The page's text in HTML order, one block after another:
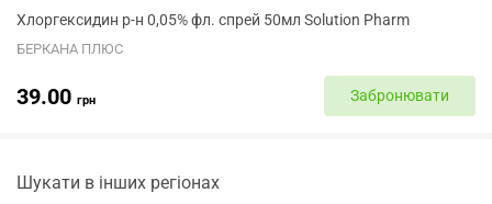
Хлоргексидин р-н 0,05% фл. спрей 50мл Solution Pharm
БЕРКАНА ПЛЮС
39.00 грн Забронювати
Шукати в інших регіонах